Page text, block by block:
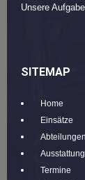
Unsere
SITEMAP
Home
Einsätze
Abteilungen
Ausstattung
Termine